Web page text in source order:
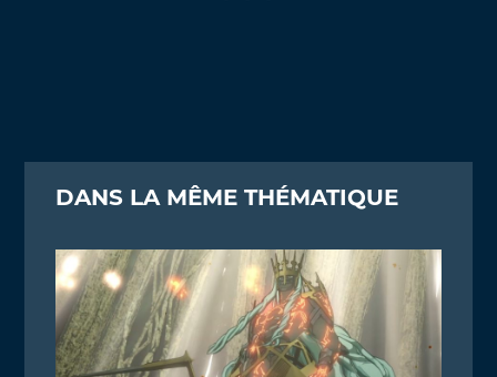
DANS LA MÊME THÉMATIQUE